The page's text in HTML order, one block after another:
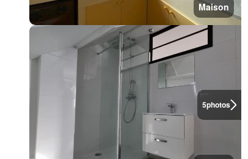
Maison
5photos